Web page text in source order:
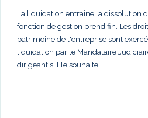
La liquidation entraine la dissolution
fonction de gestion prend fin. Les
patrimoine de l'entreprise sont
liquidation par le Mandataire
dirigeant s'il le souhaite.